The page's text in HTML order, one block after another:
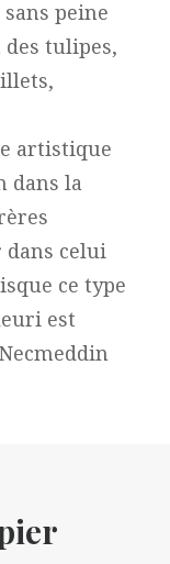
peine
tulipes,
artistique
dans la
celui
ce type
est